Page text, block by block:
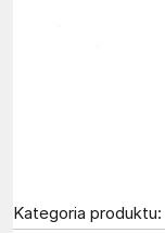
Kategoria produktu: